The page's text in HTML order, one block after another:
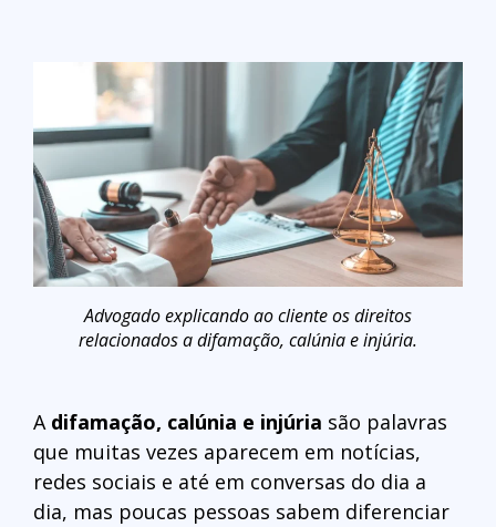
Advogado explicando ao cliente os direitos
relacionados a difamação, calúnia e injúria.
A difamação, calúnia e injúria são palavras
que muitas vezes aparecem em notícias,
redes sociais e até em conversas do dia a
dia, mas poucas pessoas sabem diferenciar